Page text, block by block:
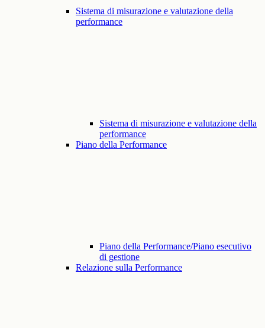
Sistema di misurazione e valutazione della
performance
Sistema di misurazione e valutazione della
performance
Piano della Performance
Piano della Performance/Piano esecutivo
di gestione
Relazione sulla Performance